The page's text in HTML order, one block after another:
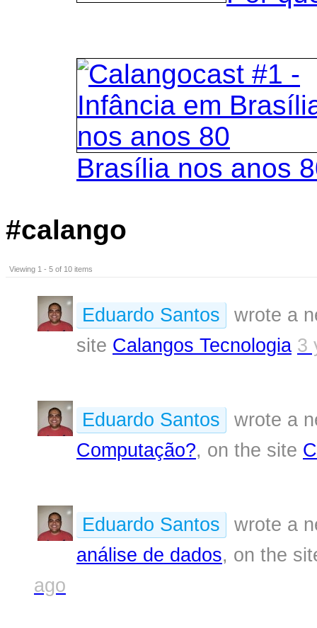
Brasília nos anos
#calango
Viewing 1 - 5 of 10 items
Eduardo Santos
wrote a
site Calangos Tecnologia 3
Eduardo Santos
wrote a
Computação?, on the site
Eduardo Santos
wrote a
análise de dados, on the
ago